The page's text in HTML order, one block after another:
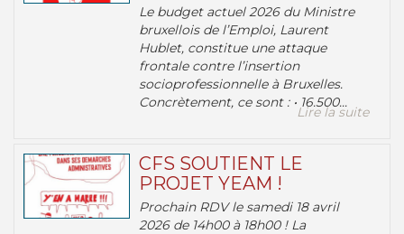
Le budget actuel 2026 du Ministre
bruxellois de l’Emploi, Laurent
Hublet, constitue une attaque
frontale contre l’insertion
socioprofessionnelle à Bruxelles.
Concrètement, ce sont : • 16.500...
Lire la suite
CFS SOUTIENT LE
PROJET YEAM !
Prochain RDV le samedi 18 avril
2026 de 14h00 à 18h00 ! La